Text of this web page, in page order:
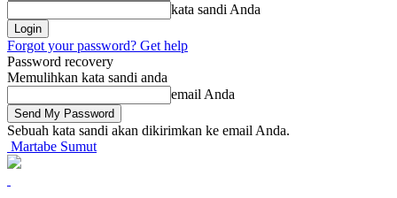
kata sandi Anda
Forgot your password? Get help
Password recovery
Memulihkan kata sandi anda
email Anda
Sebuah kata sandi akan dikirimkan ke email Anda.
Martabe Sumut